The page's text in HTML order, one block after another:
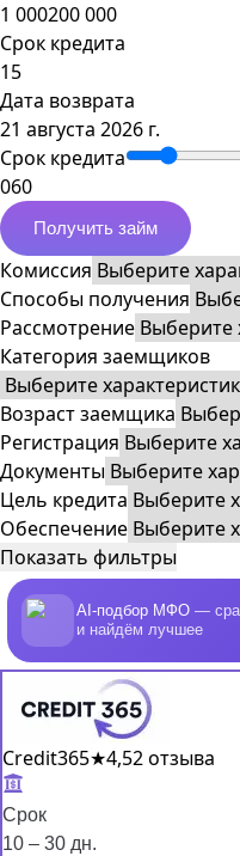
1 000200 000
Срок кредита
Дата возврата
21 августа 2026 г.
Срок кредита
060
Получить займ
Комиссия
Способы получения
Рассмотрение
Категория заемщиков
Возраст заемщика
Регистрация
Документы
Цель кредита
Обеспечение
Показать фильтры
AI-подбор МФО —
и найдём лучшее
Credit365★4,52 отзыва
Срок
10 – 30 дн.